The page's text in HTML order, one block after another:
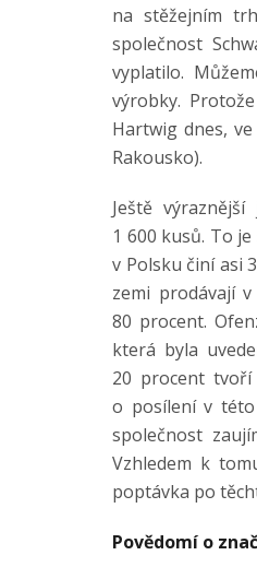
na stěžejním
společnost
vyplatilo.
výrobky.
Hartwig dnes,
Rakousko).
Ještě
1 600 kusů. To
v Polsku činí asi
zemi prodávají
80 procent.
která byla
20 procent
o posílení v této
společnost
Vzhledem k
poptávka po
Povědomí o